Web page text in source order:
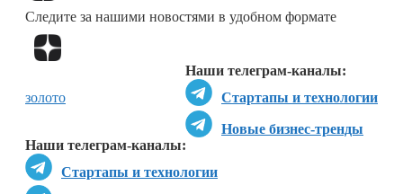
Следите за нашими новостями в удобном формате
Наши телеграм-каналы:
Стартапы и технологии
Новые бизнес-тренды
Наши телеграм-каналы:
Стартапы и технологии
золото